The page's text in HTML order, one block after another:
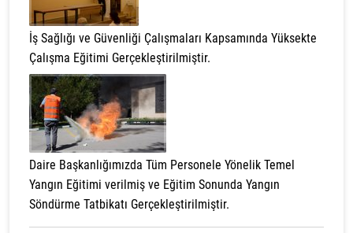
İş Sağlığı ve Güvenliği Çalışmaları Kapsamında Yüksekte
Çalışma Eğitimi Gerçekleştirilmiştir.
Daire Başkanlığımızda Tüm Personele Yönelik Temel
Yangın Eğitimi verilmiş ve Eğitim Sonunda Yangın
Söndürme Tatbikatı Gerçekleştirilmiştir.